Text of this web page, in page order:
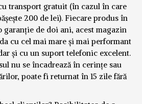
transport gratuit (în cazul în care
200 de lei). Fiecare produs în
garanție de doi ani, acest magazin
cu cel mai mare și mai performant
și cu un suport telefonic excelent.
nu se încadrează în cerințe sau
poate fi returnat în 15 zile fără